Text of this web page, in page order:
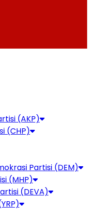
(AKP)
(CHP)
Partisi (DEM)
(MHP)
(DEVA)